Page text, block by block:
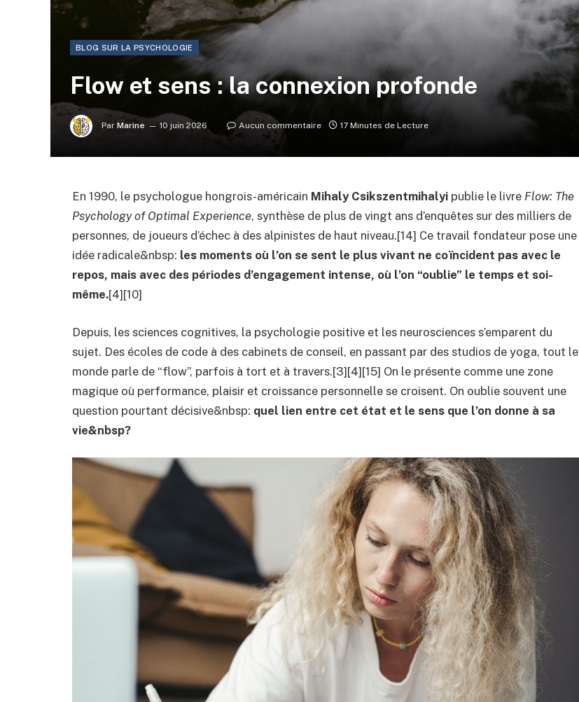
BLOG SUR LA PSYCHOLOGIE
Flow et sens : la connexion profonde
Par Marine 10 juin 2026 Aucun commentaire 17 Minutes de Lecture
En 1990, le psychologue hongrois-américain Mihaly Csikszentmihalyi publie le livre Flow: The
Psychology of Optimal Experience, synthèse de plus de vingt ans d’enquêtes sur des milliers de
personnes, de joueurs d’échec à des alpinistes de haut niveau.[14] Ce travail fondateur pose une
idée radicale&nbsp: les moments où l’on se sent le plus vivant ne coïncident pas avec le
repos, mais avec des périodes d’engagement intense, où l’on “oublie” le temps et soi-
même.[4][10]
Depuis, les sciences cognitives, la psychologie positive et les neurosciences s’emparent du
sujet. Des écoles de code à des cabinets de conseil, en passant par des studios de yoga, tout le
monde parle de “flow”, parfois à tort et à travers.[3][4][15] On le présente comme une zone
magique où performance, plaisir et croissance personnelle se croisent. On oublie souvent une
question pourtant décisive&nbsp: quel lien entre cet état et le sens que l’on donne à sa
vie&nbsp?